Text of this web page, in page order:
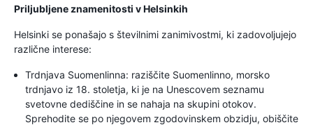
Priljubljene znamenitosti v Helsinkih
Helsinki se ponašajo s številnimi zanimivostmi, ki zadovoljujejo
različne interese:
Trdnjava Suomenlinna: raziščite Suomenlinno, morsko
trdnjavo iz 18. stoletja, ki je na Unescovem seznamu
svetovne dediščine in se nahaja na skupini otokov.
Sprehodite se po njegovem zgodovinskem obzidju, obiščite